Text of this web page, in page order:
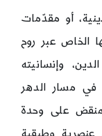
أو مقدّمات
الخاص عبر روح
وإنسانيته
في مسار الدهر
على وحدة